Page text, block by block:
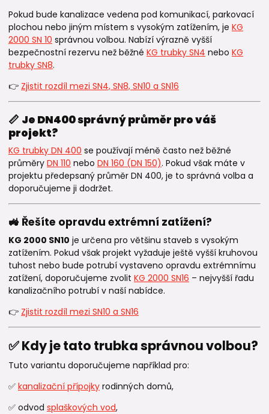
Pokud bude kanalizace vedena pod komunikací, parkovací
plochou nebo jiným místem s vysokým zatížením, je KG
2000 SN 10 správnou volbou. Nabízí výrazně vyšší
bezpečnostní rezervu než běžné KG trubky SN4 nebo KG
trubky SN8.
👉 Zjistit rozdíl mezi SN4, SN8, SN10 a SN16
📏 Je DN400 správný průměr pro váš
projekt?
KG trubky DN 400 se používají méně často než běžné
průměry DN 110 nebo DN 160 (DN 150). Pokud však máte v
projektu předepsaný průměr DN 400, je to správná volba a
doporučujeme ji dodržet.
🚜 Řešíte opravdu extrémní zatížení?
KG 2000 SN10 je určena pro většinu staveb s vysokým
zatížením. Pokud však projekt vyžaduje ještě vyšší kruhovou
tuhost nebo bude potrubí vystaveno opravdu extrémnímu
zatížení, doporučujeme zvolit KG 2000 SN16 – nejvyšší řadu
kanalizačního potrubí v naší nabídce.
👉 Zjistit rozdíl mezi SN10 a SN16
✅ Kdy je tato trubka správnou volbou?
Tuto variantu doporučujeme například pro:
✅ kanalizační přípojky rodinných domů,
✅ odvod splaškových vod,